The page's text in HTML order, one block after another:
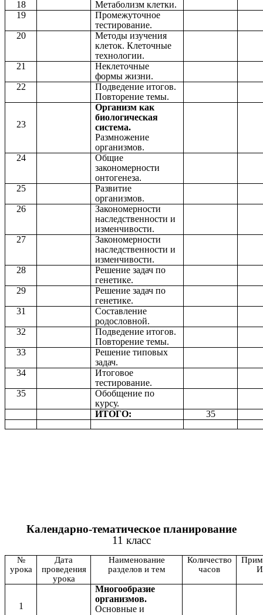
18
Метаболизм клетки.
19
Промежуточное
тестирование.
20
Методы изучения
клеток. Клеточные
технологии.
21
Неклеточные
формы жизни.
22
Подведение итогов.
Повторение темы.
23
Организм как
биологическая
система.
Размножение
организмов.
24
Общие
закономерности
онтогенеза.
25
Развитие
организмов.
26
Закономерности
наследственности и
изменчивости.
27
Закономерности
наследственности и
изменчивости.
28
Решение задач по
генетике.
29
Решение задач по
генетике.
31
Составление
родословной.
32
Подведение итогов.
Повторение темы.
33
Решение типовых
задач.
34
Итоговое
тестирование.
35
Обобщение по
курсу.
ИТОГО:
35
Календарно-тематическое планирование
11 класс
№
урока
Дата
проведения
урока
Наименование
разделов и тем
Количество
часов
1
Многообразие
организмов.
Основные и